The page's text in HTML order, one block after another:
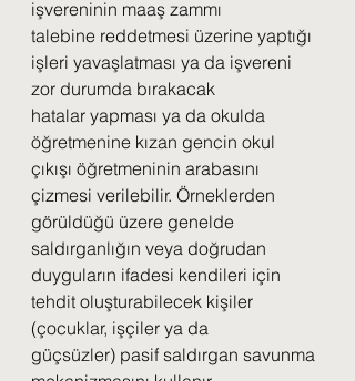
işvereninin maaş zammı
talebine reddetmesi üzerine yaptığı
işleri yavaşlatması ya da işvereni
zor durumda bırakacak
hatalar yapması ya da okulda
öğretmenine kızan gencin okul
çıkışı öğretmeninin arabasını
çizmesi verilebilir. Örneklerden
görüldüğü üzere genelde
saldırganlığın veya doğrudan
duyguların ifadesi kendileri için
tehdit oluşturabilecek kişiler
(çocuklar, işçiler ya da
güçsüzler) pasif saldırgan savunma